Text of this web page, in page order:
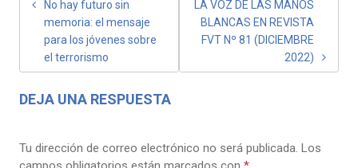
ENTRADAS
No hay futuro sin
memoria: el mensaje
para los jóvenes sobre
el terrorismo
LA VOZ DE LAS MANOS
BLANCAS EN REVISTA
FVT Nº 81 (DICIEMBRE
2022)
DEJA UNA RESPUESTA
Tu dirección de correo electrónico no será publicada. Los